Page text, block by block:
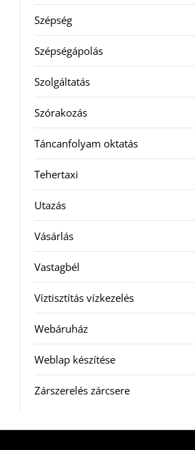
Szépség
Szépségápolás
Szolgáltatás
Szórakozás
Táncanfolyam oktatás
Tehertaxi
Utazás
Vásárlás
Vastagbél
Víztisztítás vízkezelés
Webáruház
Weblap készítése
Zárszerelés zárcsere